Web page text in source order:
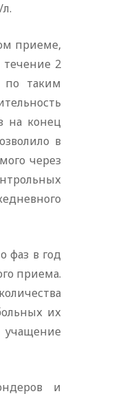
приеме,
течение 2
по таким
на конец
в
через
фаз в год
приема.
их
и